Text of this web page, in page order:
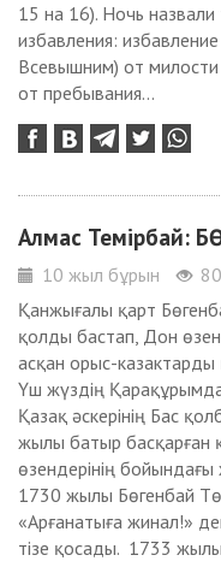
15 на 16). Ночь
избавления:
Всевышним) от милости
от пребывания...
Алмас Темірбай:
10 жыл бұрын
Қанжығалы қарт
қолды бастап, Дон
асқан орыс-
Үш жүздің
Қазақ әскерінің Бас
жылы батыр басқарған
өзендерінің
1730 жылы Бөгенбай
«Арғанатыға жинал!»
тізе қосады. 1733